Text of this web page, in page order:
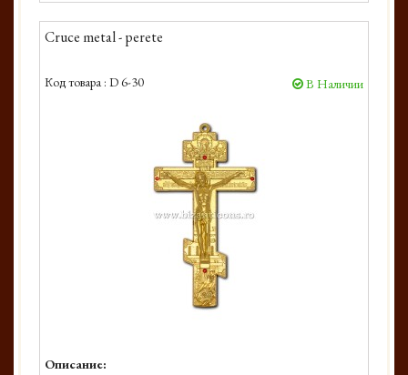
Cruce metal - perete
Код товара : D 6-30 В Наличии
Описание: